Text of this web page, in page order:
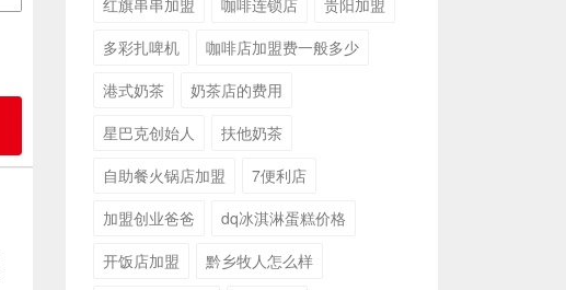
红旗串串加盟
咖啡连锁店
贵阳加盟
多彩扎啤机
咖啡店加盟费一般多少
港式奶茶
奶茶店的费用
星巴克创始人
扶他奶茶
自助餐火锅店加盟
7便利店
加盟创业爸爸
dq冰淇淋蛋糕价格
开饭店加盟
黔乡牧人怎么样